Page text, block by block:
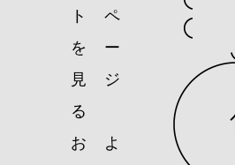
ト
を
見
る
ペ
ー
ジ
お
よ